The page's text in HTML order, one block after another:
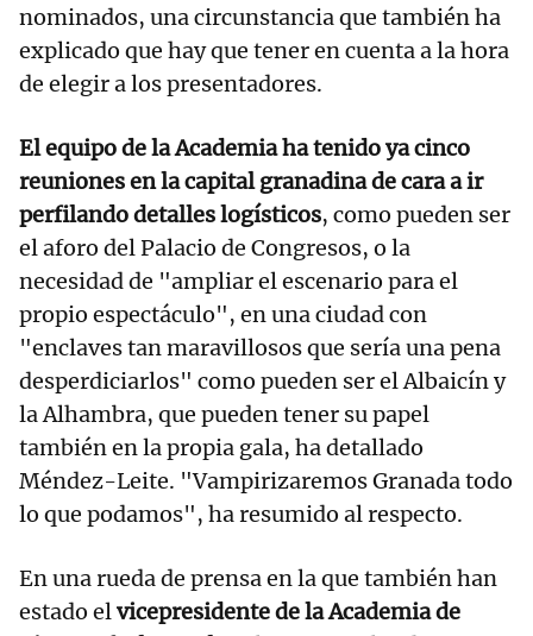
nominados, una circunstancia que también ha
explicado que hay que tener en cuenta a la hora
de elegir a los presentadores.
El equipo de la Academia ha tenido ya cinco
reuniones en la capital granadina de cara a ir
perfilando detalles logísticos, como pueden ser
el aforo del Palacio de Congresos, o la
necesidad de "ampliar el escenario para el
propio espectáculo", en una ciudad con
"enclaves tan maravillosos que sería una pena
desperdiciarlos" como pueden ser el Albaicín y
la Alhambra, que pueden tener su papel
también en la propia gala, ha detallado
Méndez-Leite. "Vampirizaremos Granada todo
lo que podamos", ha resumido al respecto.
En una rueda de prensa en la que también han
estado elvicepresidente de la Academia de